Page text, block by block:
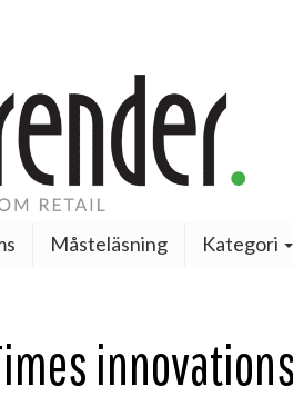
Måsteläsning Kategori